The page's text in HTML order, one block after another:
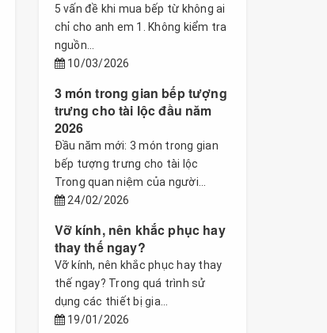
5 vấn đề khi mua bếp từ không ai
chỉ cho anh em 1. Không kiểm tra
nguồn...
10/03/2026
3 món trong gian bếp tượng
trưng cho tài lộc đầu năm
2026
Đầu năm mới: 3 món trong gian
bếp tượng trưng cho tài lộc
Trong quan niệm của người...
24/02/2026
Vỡ kính, nên khắc phục hay
thay thế ngay?
Vỡ kính, nên khắc phục hay thay
thế ngay? Trong quá trình sử
dụng các thiết bị gia...
19/01/2026